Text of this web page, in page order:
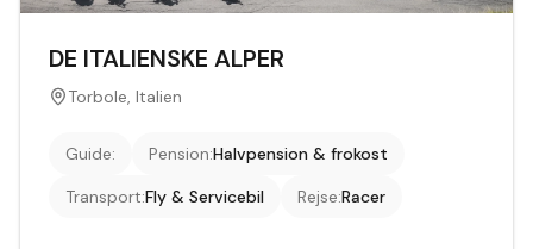
DE ITALIENSKE ALPER
Torbole, Italien
Guide: Pension:Halvpension & frokost
Transport:Fly & Servicebil Rejse:Racer